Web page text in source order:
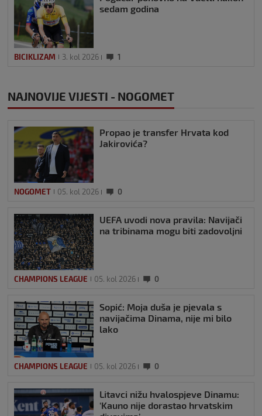
sedam godina
BICIKLIZAM 3. kol 2026 1
NAJNOVIJE VIJESTI - NOGOMET
Propao je transfer Hrvata kod
Jakirovića?
NOGOMET 05. kol 2026 0
UEFA uvodi nova pravila: Navijači
na tribinama mogu biti zadovoljni
CHAMPIONS LEAGUE 05. kol 2026 0
Sopić: Moja duša je pjevala s
navijačima Dinama, nije mi bilo
lako
CHAMPIONS LEAGUE 05. kol 2026 0
Litavci nižu hvalospjeve Dinamu:
‘Kauno nije dorastao hrvatskim